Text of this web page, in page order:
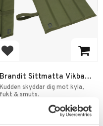
Lägg till i favoriter
Brandit Sittmatta Vikbar
Camping Hiking Sittdyna
Kudden skyddar dig mot kyla,
fukt & smuts.